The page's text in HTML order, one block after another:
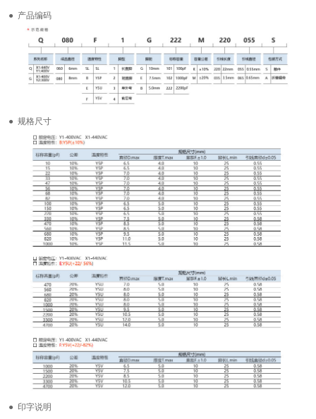
● 产品编码
● 规格尺寸
● 印字说明